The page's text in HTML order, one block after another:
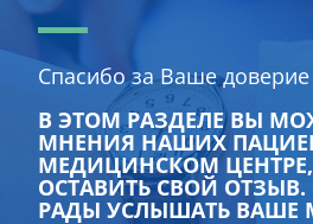
Спасибо за Ваше доверие
В ЭТОМ РАЗДЕЛЕ ВЫ
МНЕНИЯ НАШИХ
МЕДИЦИНСКОМ
ОСТАВИТЬ СВОЙ
РАДЫ УСЛЫШАТЬ ВАШЕ